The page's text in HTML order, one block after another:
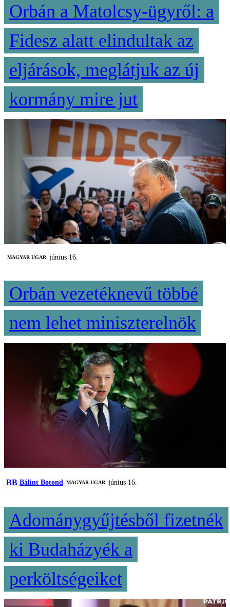
Orbán a Matolcsy-ügyről: a
Fidesz alatt elindultak az
eljárások, meglátjuk az új
kormány mire jut
MAGYAR UGAR június 16.
Orbán vezetéknevű többé
nem lehet miniszterelnök
BB Bálint Botond MAGYAR UGAR június 16.
Adománygyűjtésből fizetnék
ki Budaházyék a
perköltségeiket